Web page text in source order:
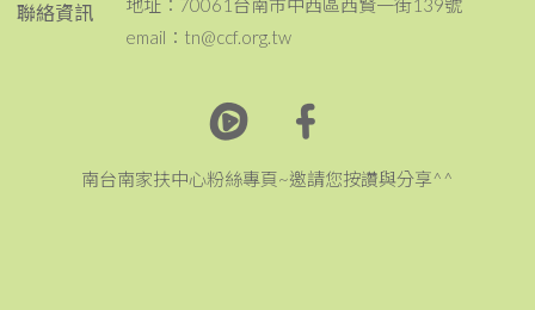
聯絡資訊
地址：70061台南市中西區西賢一街139號
email：tn@ccf.org.tw
南台南家扶中心粉絲專頁~邀請您按讚與分享^^